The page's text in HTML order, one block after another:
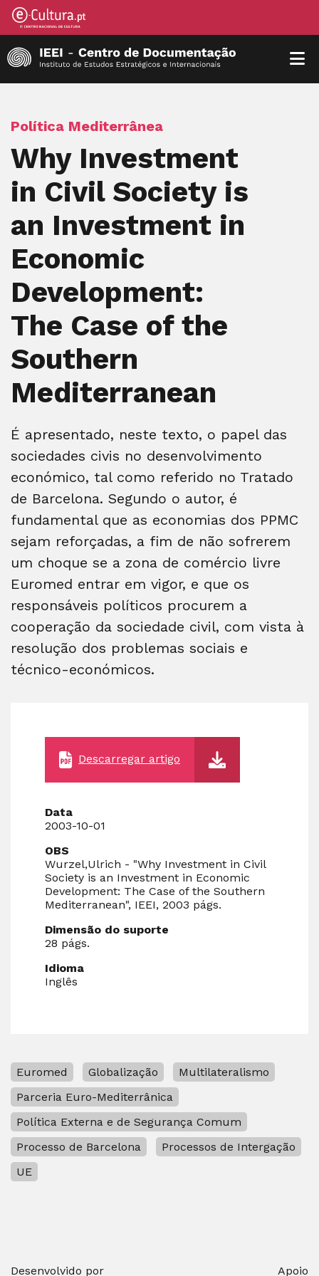
Política Mediterrânea
Why Investment
in Civil Society is
an Investment in
Economic
Development:
The Case of the
Southern
Mediterranean
É apresentado, neste texto, o papel das
sociedades civis no desenvolvimento
económico, tal como referido no Tratado
de Barcelona. Segundo o autor, é
fundamental que as economias dos PPMC
sejam reforçadas, a fim de não sofrerem
um choque se a zona de comércio livre
Euromed entrar em vigor, e que os
responsáveis políticos procurem a
cooperação da sociedade civil, com vista à
resolução dos problemas sociais e
técnico-económicos.
Descarregar artigo
Data
2003-10-01
OBS
Wurzel,Ulrich - "Why Investment in Civil
Society is an Investment in Economic
Development: The Case of the Southern
Mediterranean", IEEI, 2003 págs.
Dimensão do suporte
28 págs.
Idioma
Inglês
Euromed Globalização
Multilateralismo
Parceria Euro-Mediterrânica
Política Externa e de Segurança Comum
Processo de Barcelona
Processos de Intergação
UE
Desenvolvido por Apoio